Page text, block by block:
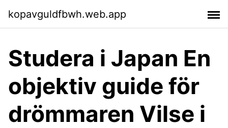
kopavguldfbwh.web.app
Studera i Japan En
objektiv guide för
drömmaren Vilse i